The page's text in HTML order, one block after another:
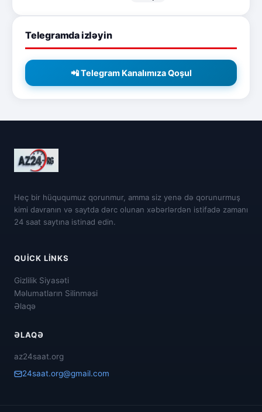
Telegramda izləyin
📲 Telegram Kanalımıza Qoşul
Heç bir hüququmuz qorunmur, amma siz yenə də qorunurmuş
kimi davranın və saytda dərc olunan xəbərlərdən istifadə zamanı
24 saat saytına istinad edin.
QUICK LINKS
Gizlilik Siyasəti
Məlumatların Silinməsi
Əlaqə
ƏLAQƏ
az24saat.org
24saat.org@gmail.com